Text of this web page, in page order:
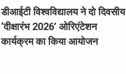
डीआईटी विश्वविद्यालय ने दो दिवसीय
‘दीक्षारंभ 2026’ ओरिएंटेशन
कार्यक्रम का किया आयोजन